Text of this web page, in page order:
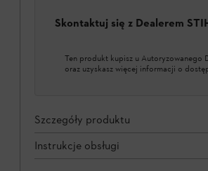
Skontaktuj się z Dealerem
Ten produkt kupisz u Autoryzowanego
oraz uzyskasz więcej informacji o
Szczegóły produktu
Instrukcje obsługi